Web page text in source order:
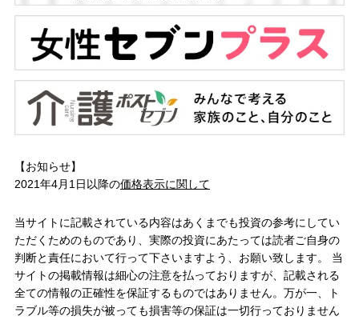
【お知らせ】
2021年4月1日以降の価格表示に関して
当サイトに記載されている内容はあくまでも投資の参考にしてい
ただくためのものであり、実際の投資にあたっては読者ご自身の
判断と責任において行って下さいますよう、お願い致します。 当
サイトの掲載情報は細心の注意を払っておりますが、記載される
全ての情報の正確性を保証するものではありません。万が一、ト
ラブル等の損失が被っても損害等の保証は一切行っておりません